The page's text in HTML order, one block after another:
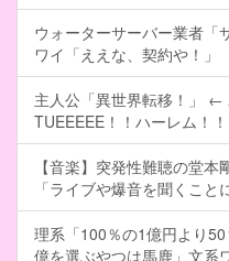
ウォーターサーバー業者「
ワイ「ええな、契約や！」
主人公「異世界転移！」
TUEEEEE！！ハーレム！
【音楽】突発性難聴の堂
「ライブや爆音を聞くこと
理系「100％の1億円より
億を選ぶやつは馬鹿」文系